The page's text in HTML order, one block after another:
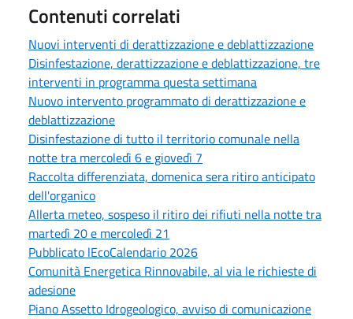
Contenuti correlati
Nuovi interventi di derattizzazione e deblattizzazione
Disinfestazione, derattizzazione e deblattizzazione, tre
interventi in programma questa settimana
Nuovo intervento programmato di derattizzazione e
deblattizzazione
Disinfestazione di tutto il territorio comunale nella
notte tra mercoledì 6 e giovedì 7
Raccolta differenziata, domenica sera ritiro anticipato
dell'organico
Allerta meteo, sospeso il ritiro dei rifiuti nella notte tra
martedì 20 e mercoledì 21
Pubblicato lEcoCalendario 2026
Comunità Energetica Rinnovabile, al via le richieste di
adesione
Piano Assetto Idrogeologico, avviso di comunicazione